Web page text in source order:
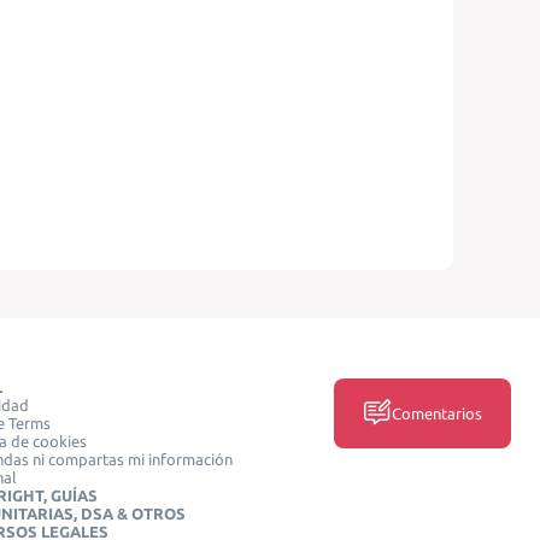
Terms
de cookies
ni compartas mi información
GUÍAS
DSA & OTROS
LEGALES
Comentarios